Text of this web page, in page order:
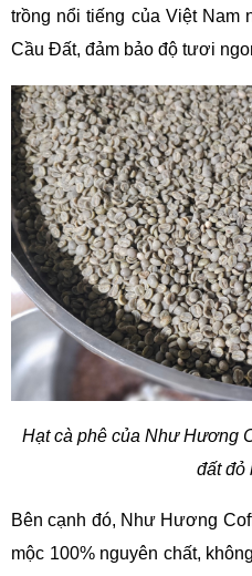
trồng nổi tiếng của Việt Nam
Cầu Đất, đảm bảo độ tươi
Hạt cà phê của Như Hương
đất đỏ
Bên cạnh đó, Như Hương
mộc 100% nguyên chất,